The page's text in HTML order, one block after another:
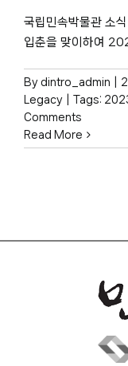
박물관 홈페이지
국립민속박물관 소
입춘을 맞이하여
By dintro_admin
Legacy
Tags:
Comments
Read More